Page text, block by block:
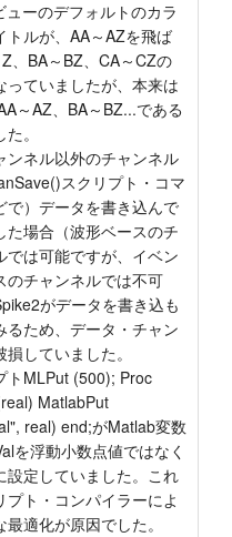
ューのデフォルトのカラ
トルが、AA～AZを飛ば
Z、BA～BZ、CA～CZの
っていましたが、本来は
～AZ、BA～BZ...である
。
ンネル以外のチャンネル
スクリプト・コマ
で）データを書き込んで
た場合（波形ベースのチ
では可能ですが、イベン
のチャンネルでは不可
がデータを書き込も
るため、データ・チャン
損していました。
トMLPut (500); Proc
MatlabPut
real) end;がMatlab変数
を浮動小数点値ではなく
設定していました。これ
プト・コンパイラーによ
最適化が原因でした。